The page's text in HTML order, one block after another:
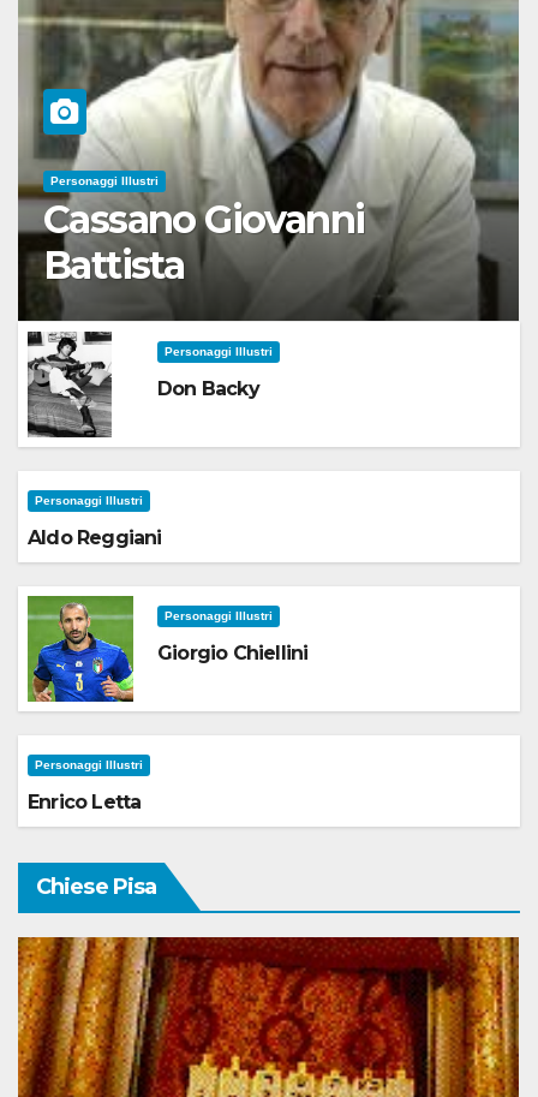
Personaggi Illustri
Cassano Giovanni
Battista
Personaggi Illustri
Don Backy
Personaggi Illustri
Aldo Reggiani
Personaggi Illustri
Giorgio Chiellini
Personaggi Illustri
Enrico Letta
Chiese Pisa